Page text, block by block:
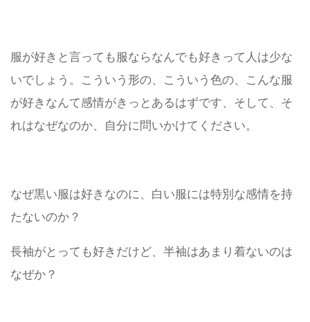
服が好きと言っても服ならなんでも好きって人は少な
いでしょう。こういう形の、こういう色の、こんな服
が好きなんて感情がきっとあるはずです、そして、そ
れはなぜなのか、自分に問いかけてください。
なぜ黒い服は好きなのに、白い服には特別な感情を持
たないのか？
長袖がとっても好きだけど、半袖はあまり着ないのは
なぜか？